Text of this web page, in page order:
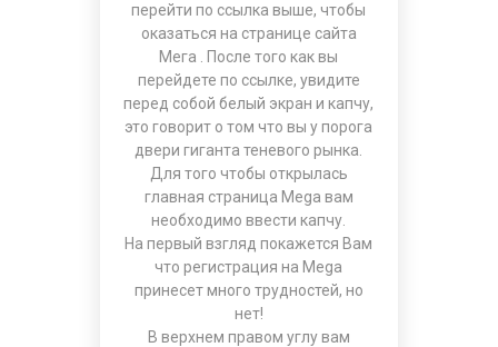
перейти по ссылка выше, чтобы
оказаться на странице сайта
Мега . После того как вы
перейдете по ссылке, увидите
перед собой белый экран и капчу,
это говорит о том что вы у порога
двери гиганта теневого рынка.
Для того чтобы открылась
главная страница Mega вам
необходимо ввести капчу.
На первый взгляд покажется Вам
что регистрация на Mega
принесет много трудностей, но
нет!
В верхнем правом углу вам